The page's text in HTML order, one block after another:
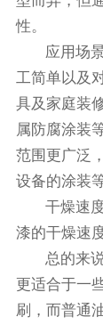
性。
应用场
工简单以及
具及家庭装
属防腐涂装
范围更广泛
设备的涂装等
干燥速
漆的干燥速
总的来
更适合于一
刷，而普通